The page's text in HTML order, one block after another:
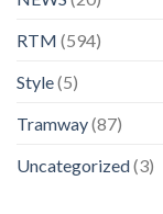
RTM (594)
Style(5)
Tramway(87)
Uncategorized(3)